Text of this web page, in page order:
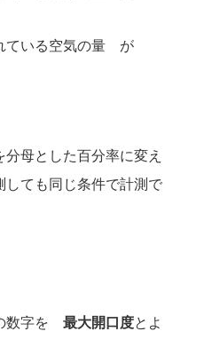
ている空気の量 が
母とした百分率に変え
しても同じ条件で計測で
数字を 最大開口度とよ